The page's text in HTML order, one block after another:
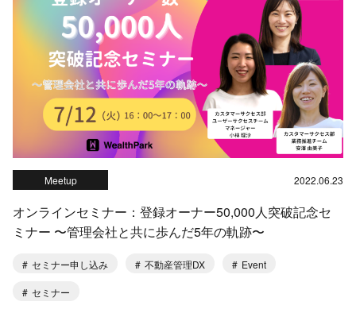
Meetup 2022.06.23
オンラインセミナー：登録オーナー50,000人突破記念セ
ミナー 〜管理会社と共に歩んだ5年の軌跡〜
セミナー申し込み 不動産管理DX Event
セミナー